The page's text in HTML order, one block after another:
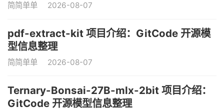
简简单单 2026-08-07
pdf-extract-kit 项目介绍：GitCode 开源模
型信息整理
简简单单 2026-08-07
Ternary-Bonsai-27B-mlx-2bit 项目介绍：
GitCode 开源模型信息整理